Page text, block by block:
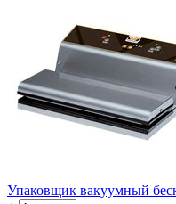
Упаковщик вакуумный